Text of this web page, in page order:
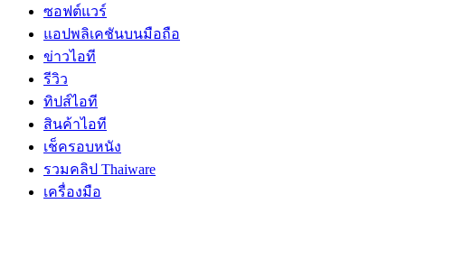
ซอฟต์แวร์
แอปพลิเคชันบนมือถือ
ข่าวไอที
รีวิว
ทิปส์ไอที
สินค้าไอที
เช็ครอบหนัง
รวมคลิป Thaiware
เครื่องมือ